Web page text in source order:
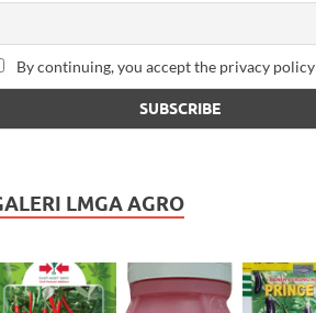
By continuing, you accept the privacy policy
LMGA AGRO